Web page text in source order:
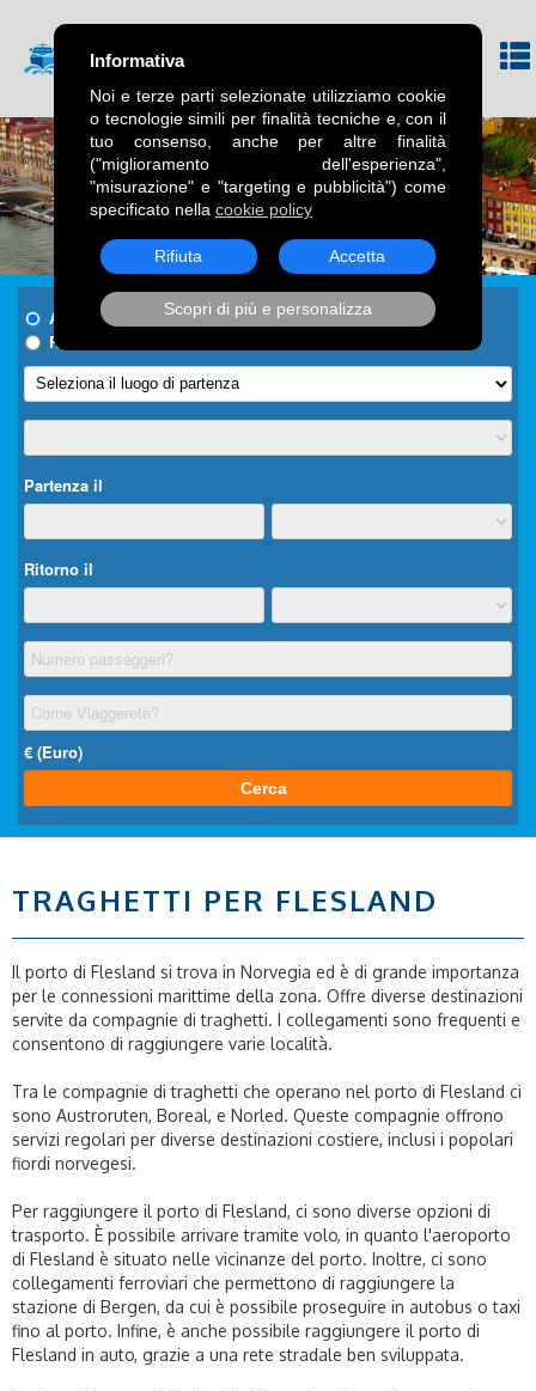
TRAGHETTI PER FLESLAND
Il porto di Flesland si trova in Norvegia ed è di grande importanza
per le connessioni marittime della zona. Offre diverse destinazioni
servite da compagnie di traghetti. I collegamenti sono frequenti e
consentono di raggiungere varie località.
Tra le compagnie di traghetti che operano nel porto di Flesland ci
sono Austroruten, Boreal, e Norled. Queste compagnie offrono
servizi regolari per diverse destinazioni costiere, inclusi i popolari
fiordi norvegesi.
Per raggiungere il porto di Flesland, ci sono diverse opzioni di
trasporto. È possibile arrivare tramite volo, in quanto l'aeroporto
di Flesland è situato nelle vicinanze del porto. Inoltre, ci sono
collegamenti ferroviari che permettono di raggiungere la
stazione di Bergen, da cui è possibile proseguire in autobus o taxi
fino al porto. Infine, è anche possibile raggiungere il porto di
Flesland in auto, grazie a una rete stradale ben sviluppata.
Informativa
Noi e terze parti selezionate utilizziamo cookie
o tecnologie simili per finalità tecniche e, con il
tuo consenso, anche per altre finalità
("miglioramento dell'esperienza",
"misurazione" e "targeting e pubblicità") come
specificato nella cookie policy
Rifiuta Accetta
Scopri di più e personalizza